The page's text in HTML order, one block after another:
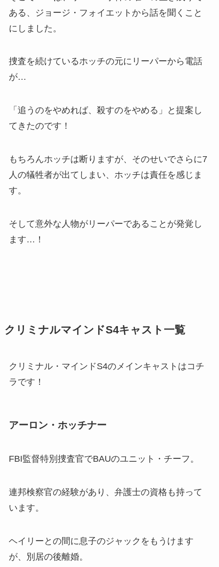
ある、ジョージ・フォイエットから話を聞くこと
にしました。
捜査を続けているホッチの元にリーパーから電話
が…
「追うのをやめれば、殺すのをやめる」と提案し
てきたのです！
もちろんホッチは断りますが、そのせいでさらに7
人の犠牲者が出てしまい、ホッチは責任を感じま
す。
そして意外な人物がリーパーであることが発覚し
ます…！
クリミナルマインドS4キャスト一覧
クリミナル・マインドS4のメインキャストはコチ
ラです！
アーロン・ホッチナー
FBI監督特別捜査官でBAUのユニット・チーフ。
連邦検察官の経験があり、弁護士の資格も持って
います。
ヘイリーとの間に息子のジャックをもうけます
が、別居の後離婚。